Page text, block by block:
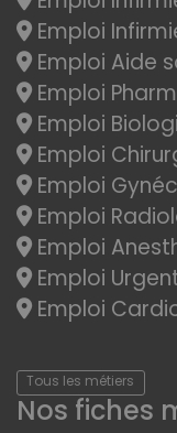
Emploi
Emploi Aide
Emploi
Emploi
Emploi
Emploi
Emploi
Emploi
Emploi
Emploi
Tous les métiers
Nos fiches